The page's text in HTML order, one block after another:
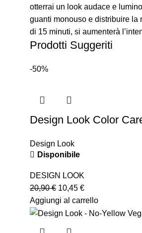
otterrai un look audace e
guanti monouso e distribuire la
di 15 minuti, si aumenterà
Prodotti Suggeriti
-50%
Design Look Color
Design Look
Disponibile
DESIGN LOOK
20,90€ 10,45 €
Aggiungi al carrello